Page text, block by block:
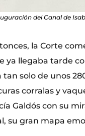
del Canal de
la Corte
ya llegaba tarde
tan solo de unos
corralas y
Galdós con su
su gran mapa